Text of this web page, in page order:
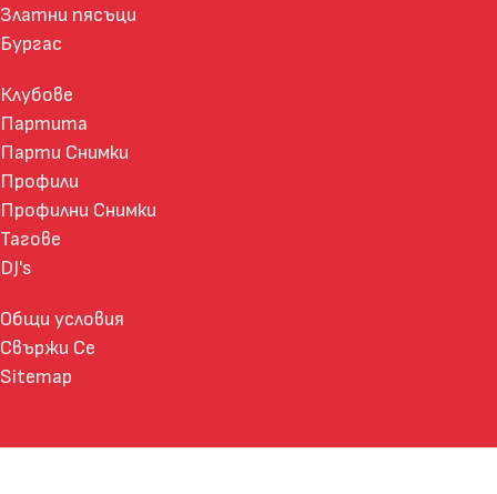
Златни пясъци
Бургас
Клубове
Партита
Парти Снимки
Профили
Профилни Снимки
Тагове
DJ's
Общи условия
Свържи Се
Sitemap